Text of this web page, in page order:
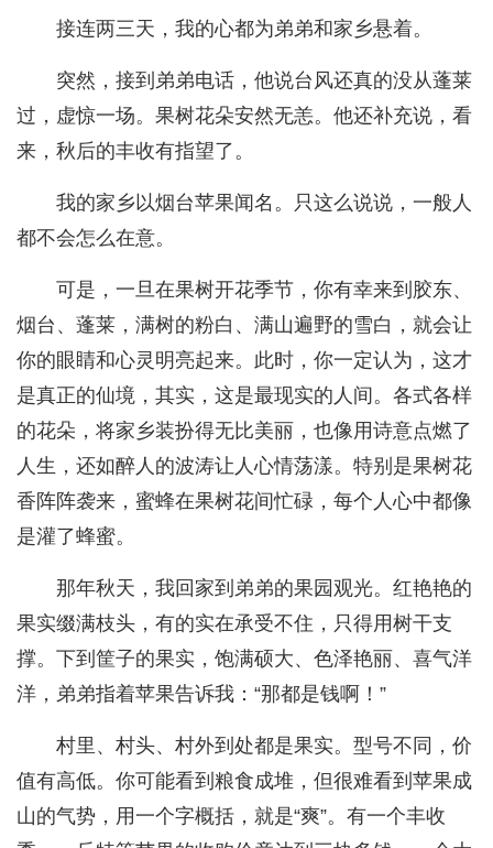
接连两三天，我的心都为弟弟和家乡悬着。
突然，接到弟弟电话，他说台风还真的没从蓬莱
过，虚惊一场。果树花朵安然无恙。他还补充说，看
来，秋后的丰收有指望了。
我的家乡以烟台苹果闻名。只这么说说，一般人
都不会怎么在意。
可是，一旦在果树开花季节，你有幸来到胶东、
烟台、蓬莱，满树的粉白、满山遍野的雪白，就会让
你的眼睛和心灵明亮起来。此时，你一定认为，这才
是真正的仙境，其实，这是最现实的人间。各式各样
的花朵，将家乡装扮得无比美丽，也像用诗意点燃了
人生，还如醉人的波涛让人心情荡漾。特别是果树花
香阵阵袭来，蜜蜂在果树花间忙碌，每个人心中都像
是灌了蜂蜜。
那年秋天，我回家到弟弟的果园观光。红艳艳的
果实缀满枝头，有的实在承受不住，只得用树干支
撑。下到筐子的果实，饱满硕大、色泽艳丽、喜气洋
洋，弟弟指着苹果告诉我：“那都是钱啊！”
村里、村头、村外到处都是果实。型号不同，价
值有高低。你可能看到粮食成堆，但很难看到苹果成
山的气势，用一个字概括，就是“爽”。有一个丰收